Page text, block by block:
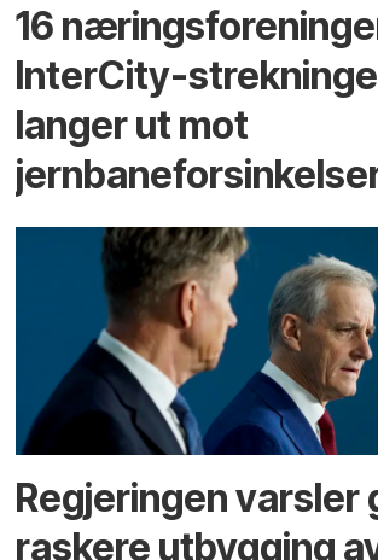
16
InterCity-
langer ut mot
Regjeringen varsler
raskere utbygging